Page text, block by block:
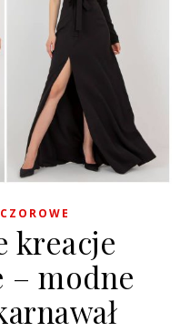
kreacje
– modne